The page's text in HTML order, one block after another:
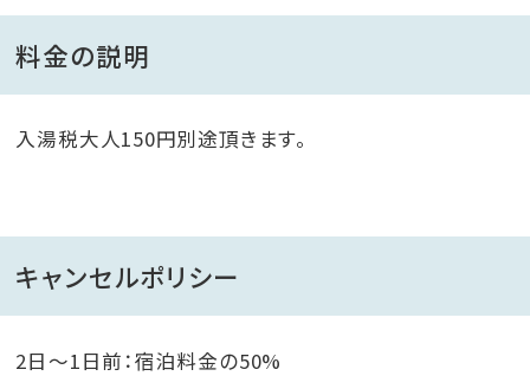
料金の説明
入湯税大人150円別途頂きます。
キャンセルポリシー
2日～1日前：宿泊料金の50%